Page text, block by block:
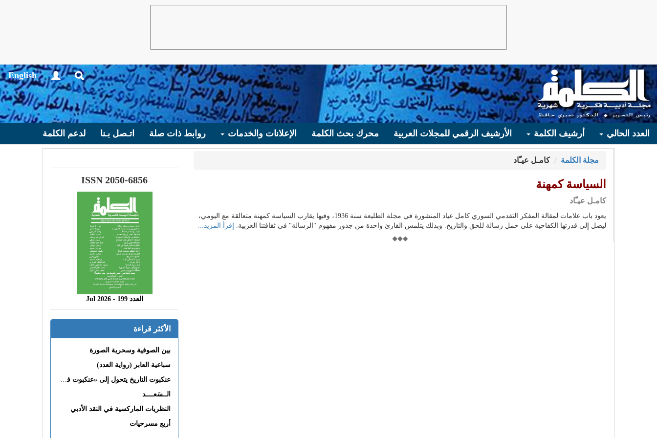
English
العدد الحالي أرشيف الكلمة الأرشيف الرقمي للمجلات العربية محرك بحث الكلمة الإعلانات والخدمات روابط ذات صلة اتـصل بـنا لدعم الكلمة
مجلة الكلمة كامـل عيـّاد
السياسة كمهنة
كامـل عيـّاد
يعود باب علامات لمقالة المفكر التقدمي السوري كامل عياد المنشورة في مجلة الطليعة سنة 1936، وفيها يقارب السياسة كمهنة متعالقة مع اليومي،
ليصل إلى قدرتها الكفاحية على حمل رسالة للحق والتاريخ. وبذلك يتلمس القارئ واحدة من جذور مفهوم "الرسالة" في ثقافتنا العربية.
إقرأ المزيد...
ISSN 2050-6856
العدد 199 - 2026 Jul
الأكثر قراءة
بين الصوفية وسحرية الصورة
سباعية العابر (رواية العدد)
عنكبوت التاريخ يتحول إلى «عنكبوت فى القلب»
الــسَعــــد
النظريات الماركسية في النقد الأدبي
أربع مسرحيات